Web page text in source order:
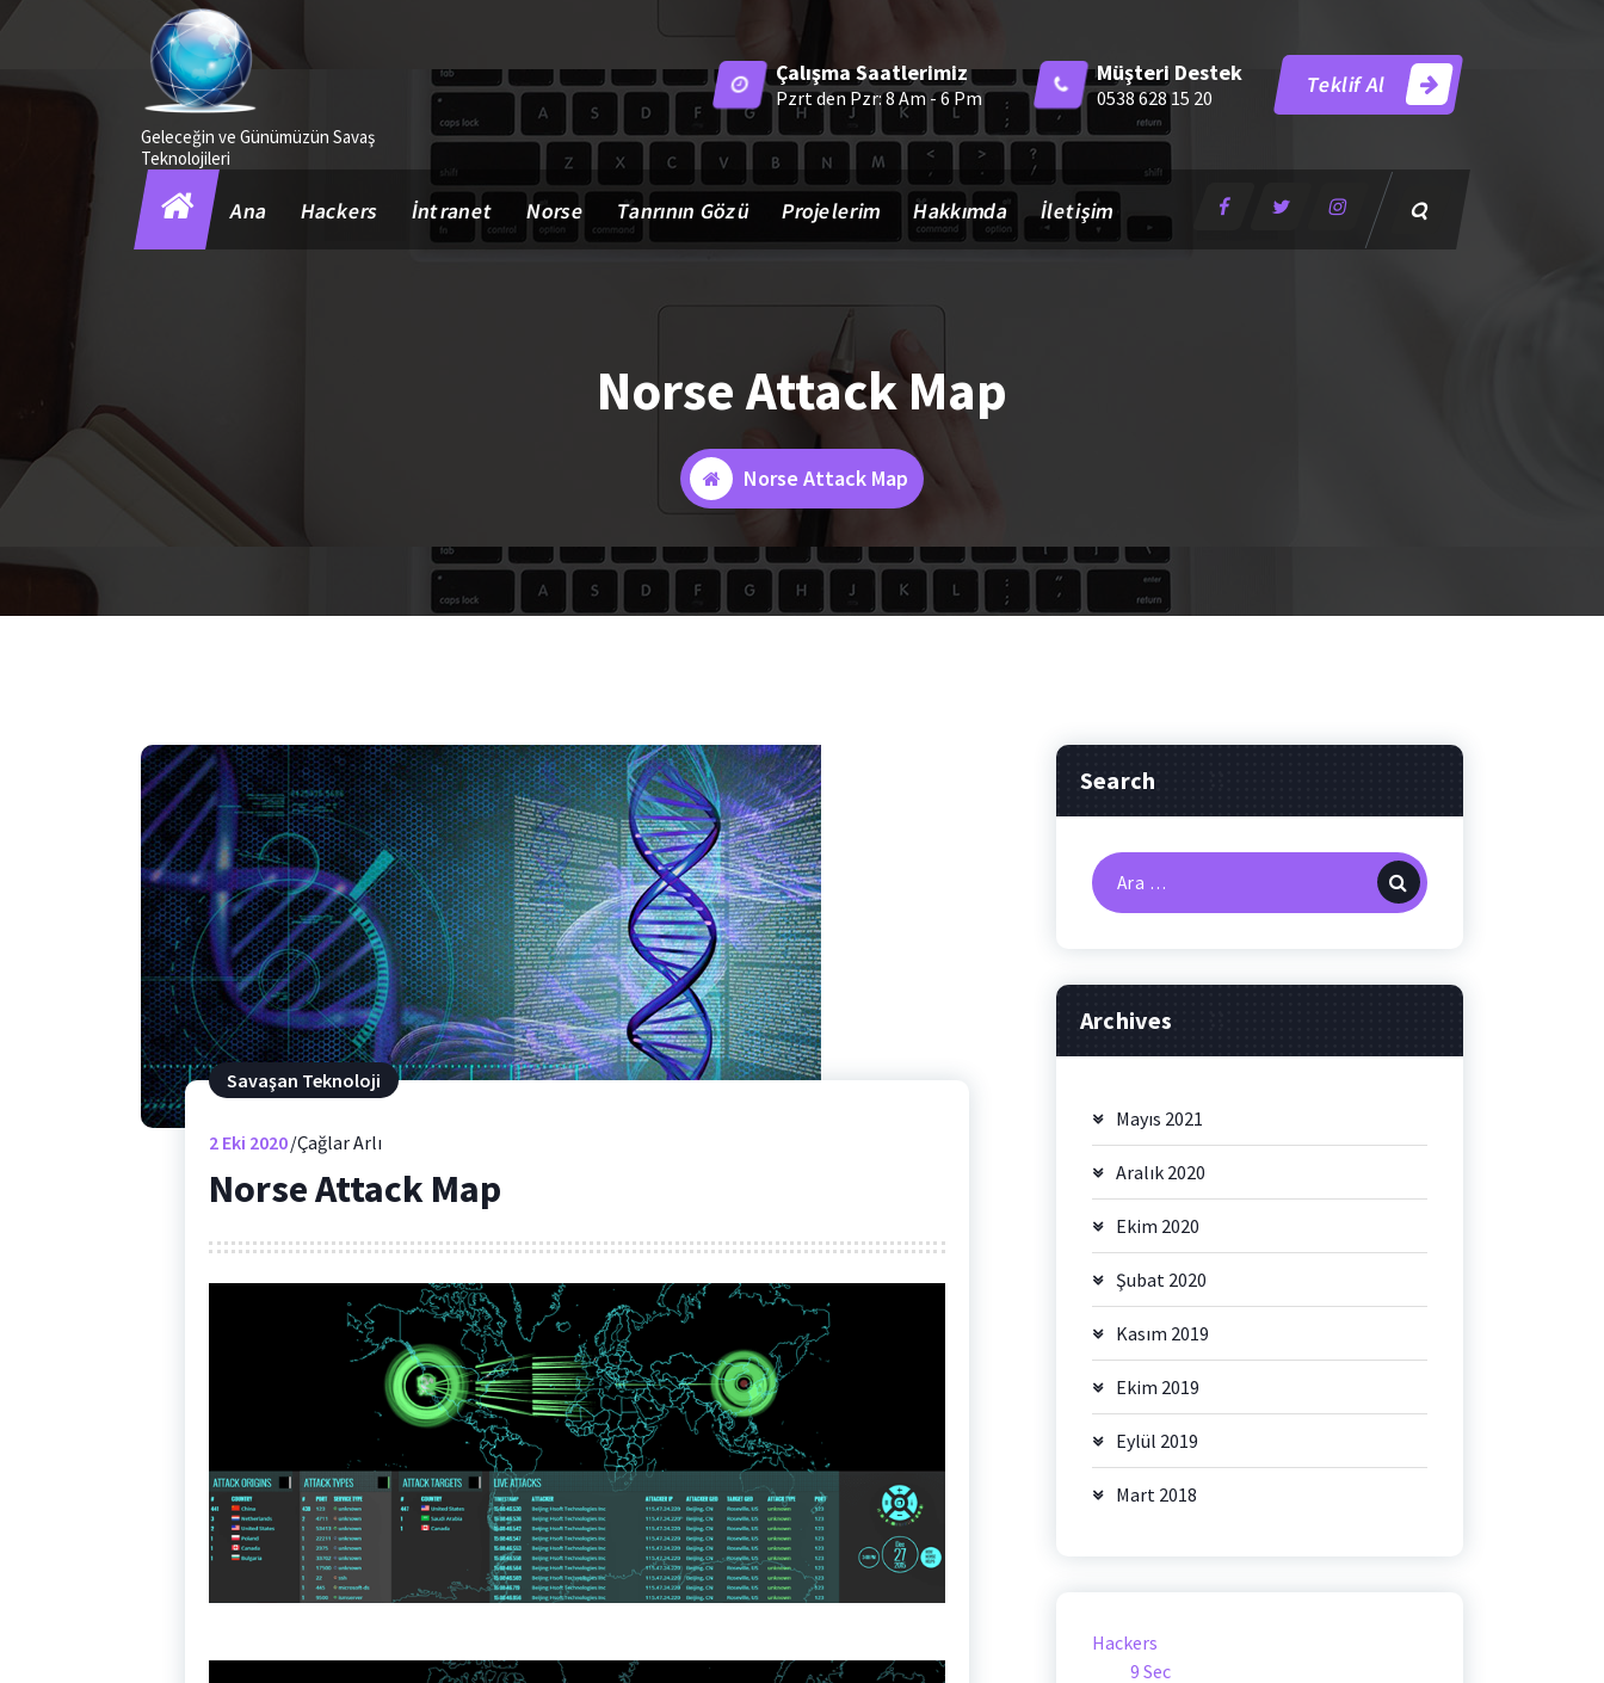
İçeriğe
Geleceğin ve Günümüzün Savaş
Teknolojileri
Çalışma Saatlerimiz
Pzrt den Pzr: 8 Am - 6 Pm
Müşteri Destek
0538 628 15 20 Teklif Al
Ana Hackers İntranet Norse Tanrının Gözü Projelerim Hakkımda İletişim
Norse Attack Map
Norse Attack Map
Savaşan Teknoloji
2Eki 2020 Çağlar Arlı
Norse Attack Map
Search
Arama:
Archives
Mayıs 2021
Aralık 2020
Ekim 2020
Şubat 2020
Kasım 2019
Ekim 2019
Eylül 2019
Mart 2018
Hackers
9 Sec